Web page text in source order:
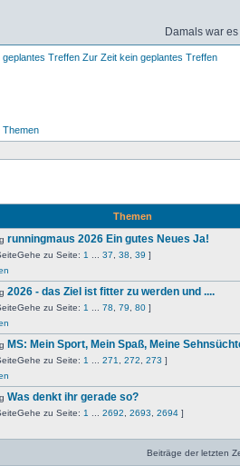
Damals war
Zur Zeit kein geplantes Treffen
Themen
Themen
runningmaus 2026 Ein gutes Neues Ja!
Gehe zu Seite: 1 37 38 39 ]
2026 - das Ziel ist fitter zu werden und ....
Gehe zu Seite: 1 78 79 80 ]
MS: Mein Sport, Mein Spaß, Meine
Gehe zu Seite: 1 271 272 273 ]
Was denkt ihr gerade so?
Gehe zu Seite: 1 2692 2693 2694 ]
Beiträge der letzten